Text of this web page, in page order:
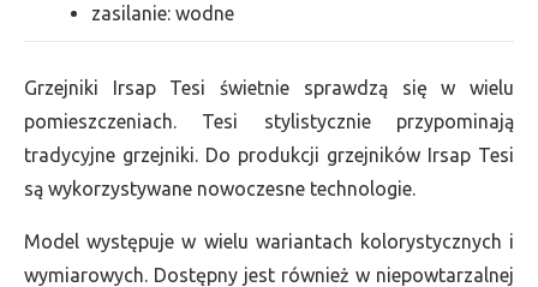
zasilanie: wodne
Grzejniki Irsap Tesi świetnie sprawdzą się w wielu
pomieszczeniach. Tesi stylistycznie przypominają
tradycyjne grzejniki. Do produkcji grzejników Irsap Tesi
są wykorzystywane nowoczesne technologie.
Model występuje w wielu wariantach kolorystycznych i
wymiarowych. Dostępny jest również w niepowtarzalnej